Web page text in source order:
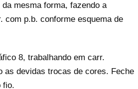
mesma forma, fazendo a
com p.b. conforme esquema de
8, trabalhando em carr.
as devidas trocas de cores. Feche
fio.